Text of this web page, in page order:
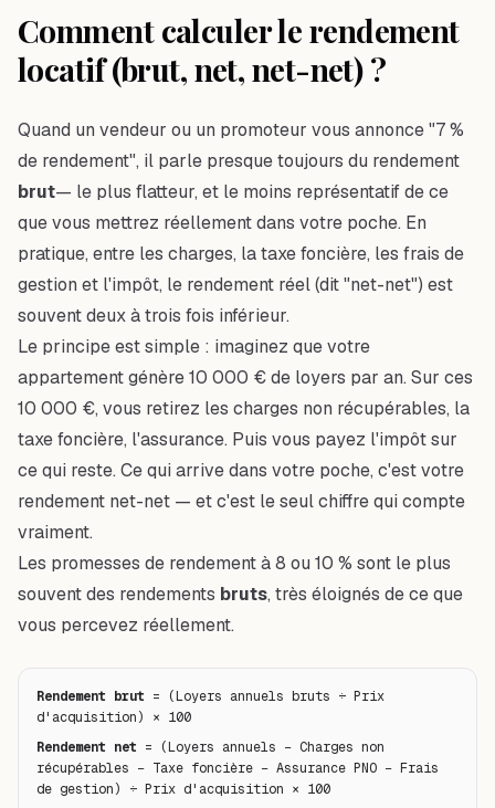
Comment calculer le rendement
locatif (brut, net, net-net) ?
Quand un vendeur ou un promoteur vous annonce "7 %
de rendement", il parle presque toujours du rendement
brut— le plus flatteur, et le moins représentatif de ce
que vous mettrez réellement dans votre poche. En
pratique, entre les charges, la taxe foncière, les frais de
gestion et l'impôt, le rendement réel (dit "net-net") est
souvent deux à trois fois inférieur.
Le principe est simple : imaginez que votre
appartement génère 10 000 € de loyers par an. Sur ces
10 000 €, vous retirez les charges non récupérables, la
taxe foncière, l'assurance. Puis vous payez l'impôt sur
ce qui reste. Ce qui arrive dans votre poche, c'est votre
rendement net-net — et c'est le seul chiffre qui compte
vraiment.
Les promesses de rendement à 8 ou 10 % sont le plus
souvent des rendements bruts, très éloignés de ce que
vous percevez réellement.
Rendement brut = (Loyers annuels bruts ÷ Prix
d'acquisition) × 100
Rendement net = (Loyers annuels − Charges non
récupérables − Taxe foncière − Assurance PNO − Frais
de gestion) ÷ Prix d'acquisition × 100